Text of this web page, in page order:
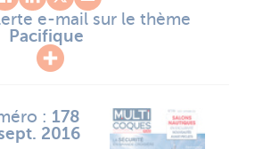
e-mail sur le thème
Pacifique
: 178
2016